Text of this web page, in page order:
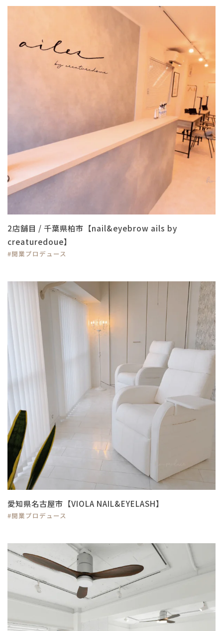
2店舗目 / 千葉県柏市【nail&eyebrow ails by
creaturedoue】
#開業プロデュース
愛知県名古屋市【VIOLA NAIL&EYELASH】
#開業プロデュース